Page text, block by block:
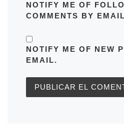
NOTIFY ME OF
COMMENTS BY
NOTIFY ME OF NEW
EMAIL.